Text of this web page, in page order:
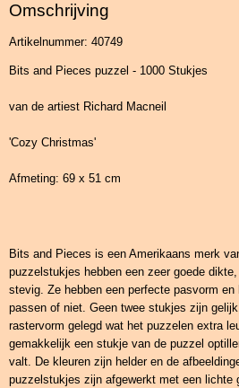
Omschrijving
Artikelnummer: 40749
Bits and Pieces puzzel - 1000 Stukjes
van de artiest Richard Macneil
'Cozy Christmas'
Afmeting: 69 x 51 cm
Bits and Pieces is een Amerikaans merk
puzzelstukjes hebben een zeer goede
stevig. Ze hebben een perfecte pasvorm
passen of niet. Geen twee stukjes zijn
rastervorm gelegd wat het puzzelen extra
gemakkelijk een stukje van de puzzel
valt. De kleuren zijn helder en de
puzzelstukjes zijn afgewerkt met een lichte